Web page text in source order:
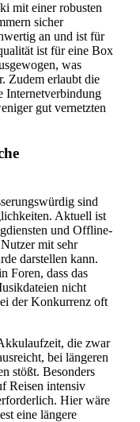
mit einer robusten
sicher
an und ist für
ist für eine Box
was
Zudem erlaubt die
Internetverbindung
gut vernetzten
sind
Aktuell ist
und Offline-
mit sehr
darstellen kann.
Foren, dass das
nicht
der Konkurrenz oft
die zwar
bei längeren
stößt. Besonders
Reisen intensiv
Hier wäre
eine längere